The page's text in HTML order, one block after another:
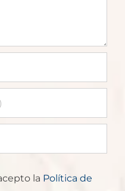
la Política de